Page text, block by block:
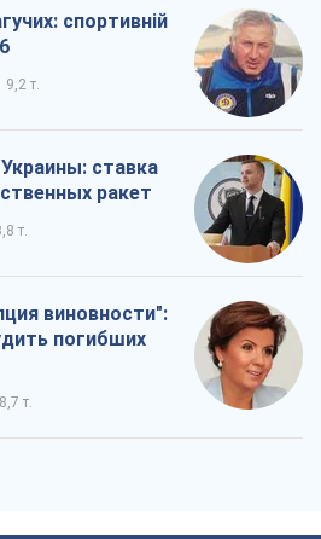
спортивній
9,2 т.
ставка
ракет
т.
виновности":
погибших
8,7 т.